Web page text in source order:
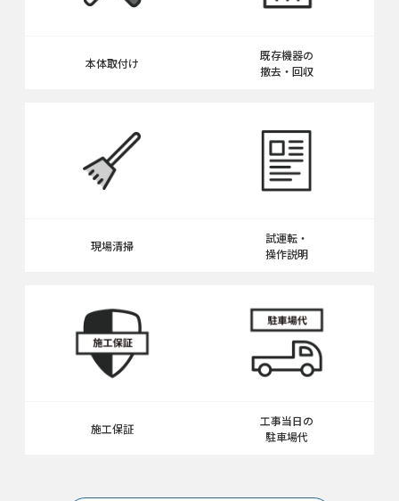
本体取付け
既存機器の
撤去・回収
現場清掃
試運転・
操作説明
施工保証
工事当日の
駐車場代